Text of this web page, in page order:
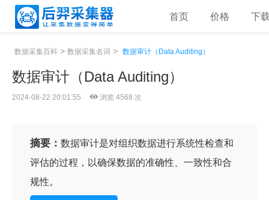
首页 价格 下
数据采集百科 > 数据采集名词 > 数据审计（Data Auditing）
数据审计（Data Auditing）
2024-08-22 20:01:55 浏览 4568 次
摘要： 数据审计是对组织数据进行系统性检查和
评估的过程，以确保数据的准确性、一致性和合
规性。